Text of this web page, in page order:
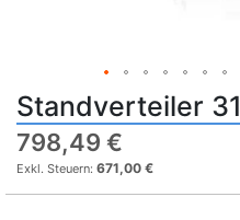
Standverteiler
798,49 €
671,00 €